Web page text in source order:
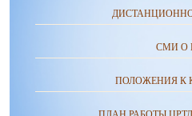
СМИ О
ПОЛОЖЕНИЯ К